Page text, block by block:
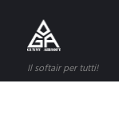
Il softair per tutti!